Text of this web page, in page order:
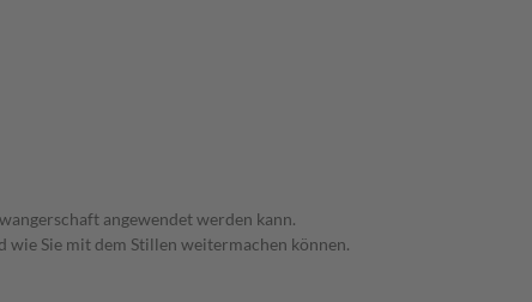
angewendet werden kann.
wie Sie mit dem Stillen weitermachen können.